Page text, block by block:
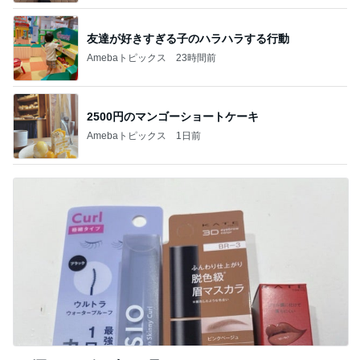
友達が好きすぎる子のハラハラする行動
Amebaトピックス 23時間前
2500円のマンゴーショートケーキ
Amebaトピックス 1日前